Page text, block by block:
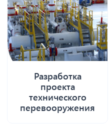
Разработка
проекта
технического
перевооружения